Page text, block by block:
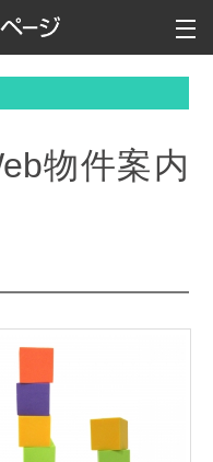
物件案内